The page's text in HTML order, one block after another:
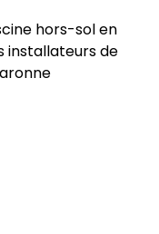
hors-sol en
installateurs de